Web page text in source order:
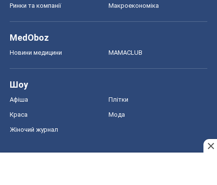
Ринки та компанії Макроекономіка
MedOboz
Новини медицини MAMACLUB
Шоу
Афіша Плітки
Краса Мода
Жіночий журнал